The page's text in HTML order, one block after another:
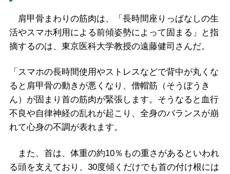
肩甲骨まわりの筋肉は、「長時間座りっぱなしの生
活やスマホ利用による前傾姿勢によって固まる」と指
摘するのは、東京医科大学教授の遠藤健司さんだ。
「スマホの長時間使用やストレスなどで背中が丸くな
ると肩甲骨の動きが悪くなり、僧帽筋（そうぼうき
ん）が固まり首の筋肉が緊張します。そうなると血行
不良や自律神経の乱れが起こり、全身のバランスが崩
れて心身の不調が表れます。
また、首は、体重の約10％もの重さがあるといわれ
る頭を支えており、30度傾くだけでも首の付け根には